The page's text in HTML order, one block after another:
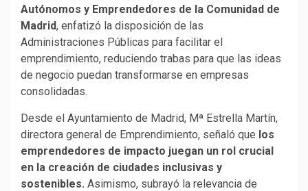
Autónomos y Emprendedores de la Comunidad de
Madrid, enfatizó la disposición de las
Administraciones Públicas para facilitar el
emprendimiento, reduciendo trabas para que las ideas
de negocio puedan transformarse en empresas
consolidadas.
Desde el Ayuntamiento de Madrid, Mª Estrella Martín,
directora general de Emprendimiento, señaló que los
emprendedores de impacto juegan un rol crucial
en la creación de ciudades inclusivas y
sostenibles. Asimismo, subrayó la relevancia de